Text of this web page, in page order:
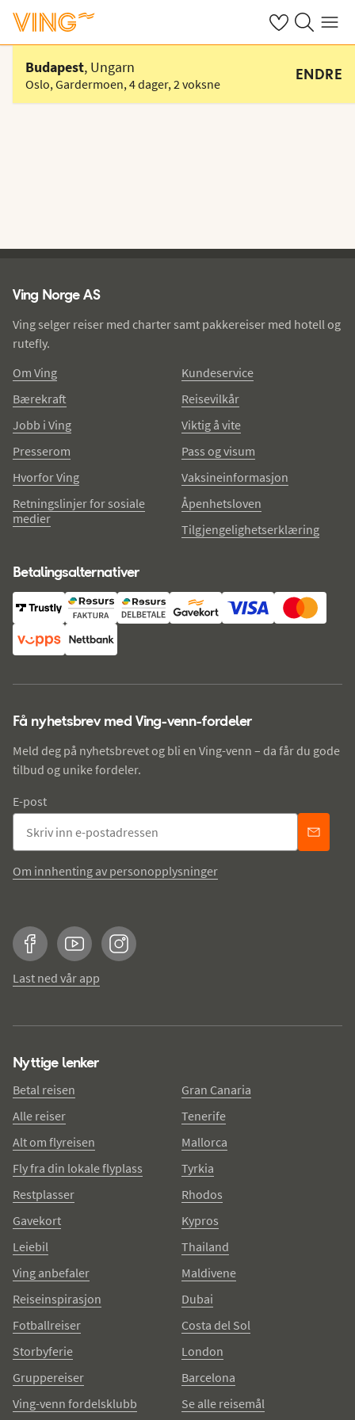
Se dine sparte
Søk påMeny
Velg hotell
Budapest, Ungarn
Oslo, Gardermoen,4 dager,2 voksne
ENDRE
Ving Norge AS
Ving selger reiser med charter samt pakkereiser med hotell og
rutefly.
Om Ving
Bærekraft
Jobb i Ving
Presserom
Hvorfor Ving
Retningslinjer for sosiale
medier
Kundeservice
Reisevilkår
Viktig å vite
Pass og visum
Vaksineinformasjon
Åpenhetsloven
Tilgjengelighetserklæring
Betalingsalternativer
Få nyhetsbrev med Ving-venn-fordeler
Meld deg på nyhetsbrevet og bli en Ving-venn – da får du gode
tilbud og unike fordeler.
E-post
Om innhenting av personopplysninger
FacebookYouTubeInstagram
Last ned vår app
Nyttige lenker
Betal reisen
Alle reiser
Alt om flyreisen
Fly fra din lokale flyplass
Restplasser
Gavekort
Leiebil
Ving anbefaler
Reiseinspirasjon
Fotballreiser
Storbyferie
Gruppereiser
Ving-venn fordelsklubb
Gran Canaria
Tenerife
Mallorca
Tyrkia
Rhodos
Kypros
Thailand
Maldivene
Dubai
Costa del Sol
London
Barcelona
Se alle reisemål